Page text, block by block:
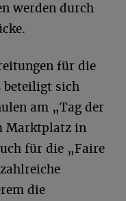
werden durch
für die
beteiligt sich
am „Tag der
Marktplatz in
für die „Faire
die